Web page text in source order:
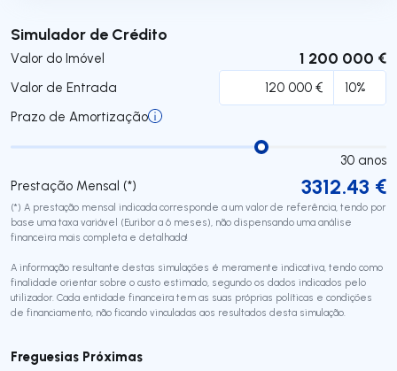
Simulador de Crédito
Valor do Imóvel 1 200 000 €
Valor de Entrada
Prazo de Amortização
30 anos
Prestação Mensal (*)
3312.43 €
(*) A prestação mensal indicada corresponde a um valor de referência, tendo por
base uma taxa variável (Euribor a 6 meses), não dispensando uma análise
financeira mais completa e detalhada!
A informação resultante destas simulações é meramente indicativa, tendo como
finalidade orientar sobre o custo estimado, segundo os dados indicados pelo
utilizador. Cada entidade financeira tem as suas próprias políticas e condições
de financiamento, não ficando vinculadas aos resultados desta simulação.
Submeter
Freguesias Próximas